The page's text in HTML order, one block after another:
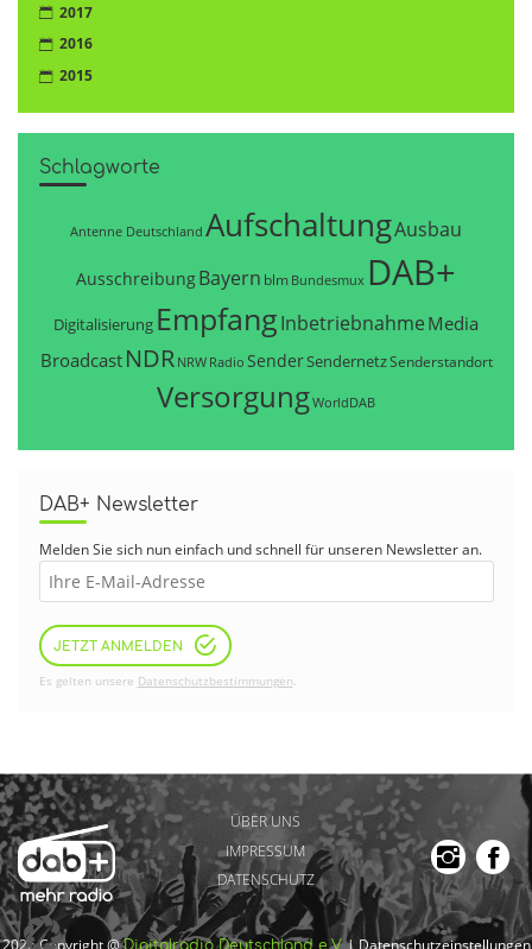
2017
2016
2015
Schlagworte
Antenne Deutschland AufschaltungAusbau
AusschreibungBayern blm Bundesmux DAB+
Digitalisierung EmpfangInbetriebnahme Media
Broadcast NDR NRW Radio SenderSendernetzSenderstandort
VersorgungWorldDAB
DAB+ Newsletter
Melden Sie sich nun einfach und schnell für unseren Newsletter an.
JETZT ANMELDEN
Es gelten unsere Datenschutzbestimmungen.
ÜBER UNS
IMPRESSUM
DATENSCHUTZ
2026 Copyright @Digitalradio Deutschland e.V.| Datenschutzeinstellungen